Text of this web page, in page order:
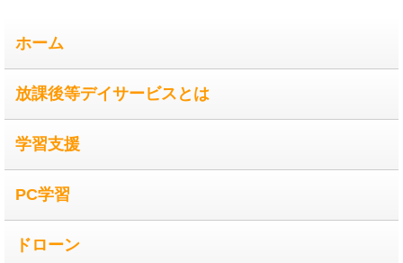
ホーム
放課後等デイサービスとは
学習支援
PC学習
ドローン